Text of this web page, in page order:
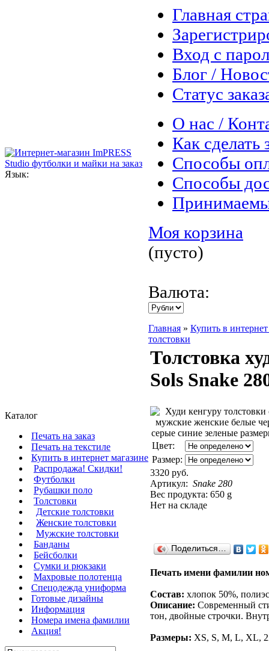
Язык:
Главная
Вход с
Блог /
Статус
О нас /
Как сделать
Способы
Способы
Моя корзина
(пусто)
Валюта:
Каталог
Печать на заказ
Печать на текстиле
Купить в интернет магазине
Распродажа! Скидки!
Футболки
Рубашки поло
Толстовки
Детские толстовки
Женские толстовки
Мужские толстовки
Банданы
Бейсболки
Сумки и рюкзаки
Махровые полотенца
Cпецодежда униформа
Готовые дизайны
Информация
Номера имена фамилии
Акция!
Главная » Купить в
толстовки
Толстовка
Sols Snake
Цвет:
Размер:
3320 руб.
Артикул: Snake 280
Вес продукта: 650 g
Нет на складе
Поделиться…
Печать имени фамилии
Состав: хлопок 50%,
Описание: Современный
тон, двойные строчки.
Размеры: XS, S, M, L, XL,